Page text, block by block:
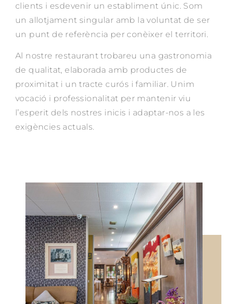
clients i esdevenir un establiment únic. Som
un allotjament singular amb la voluntat de ser
un punt de referència per conèixer el territori.
Al nostre restaurant trobareu una gastronomia
de qualitat, elaborada amb productes de
proximitat i un tracte curós i familiar. Unim
vocació i professionalitat per mantenir viu
l’esperit dels nostres inicis i adaptar-nos a les
exigències actuals.